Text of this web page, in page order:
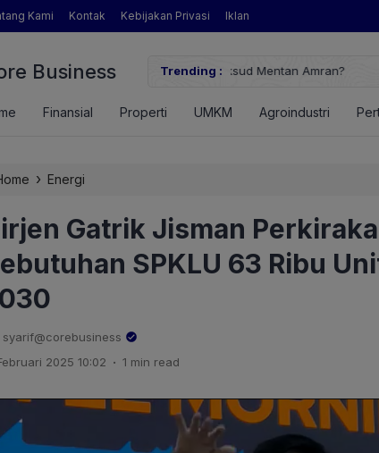
Kami Kontak Kebijakan Privasi Iklan
Business Trending :
Amran?
Huawei Digital Power
Finansial Properti UMKM Agroindustri
› Energi
Gatrik Jisman
SPKLU 63 Ribu
syarif@corebusiness
2025 10:02 . 1 min read